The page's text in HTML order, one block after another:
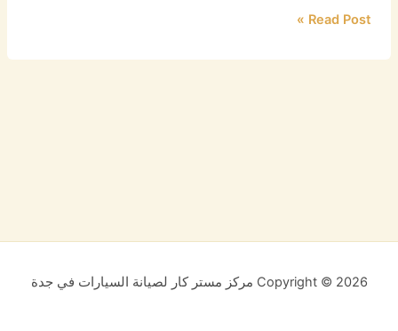
Read Post »
Copyright © 2026 مركز مستر كار لصيانة السيارات في جدة